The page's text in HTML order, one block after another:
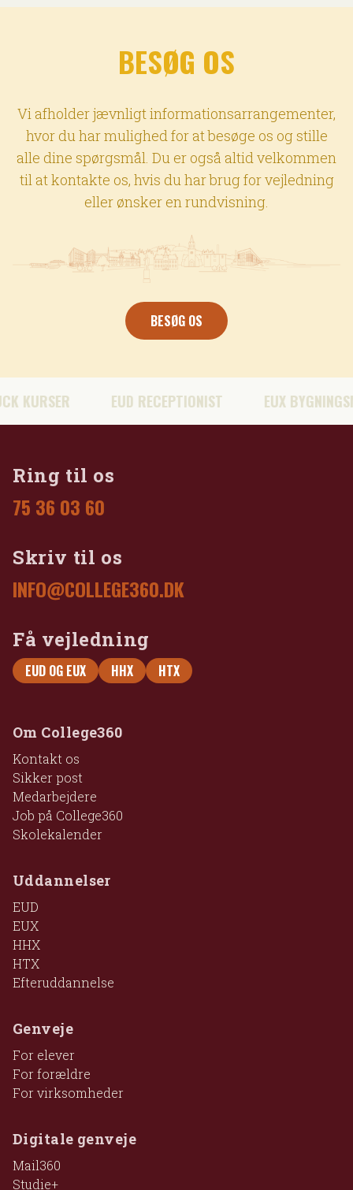
BESØG OS
Vi afholder jævnligt informationsarrangementer,
hvor du har mulighed for at besøge os og stille
alle dine spørgsmål. Du er også altid velkommen
til at kontakte os, hvis du har brug for vejledning
eller ønsker en rundvisning.
BESØG OS
EUD RECEPTIONIST EUX BYGNINGSMALER
Ring til os
75 36 03 60
Skriv til os
INFO@COLLEGE360.DK
Få vejledning
EUD OG EUX HHX HTX
Om College360
Kontakt os
Sikker post
Medarbejdere
Job på College360
Skolekalender
Uddannelser
EUD
EUX
HHX
HTX
Efteruddannelse
Genveje
For elever
For forældre
For virksomheder
Digitale genveje
Mail360
Studie+